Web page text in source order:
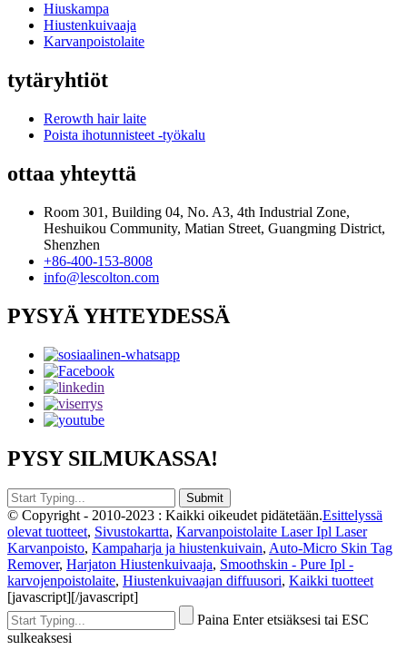
Hiuskampa
Hiustenkuivaaja
Karvanpoistolaite
tytäryhtiöt
Rerowth hair laite
Poista ihotunnisteet -työkalu
ottaa yhteyttä
Room 301, Building 04, No. A3, 4th Industrial Zone,
Heshuikou Community, Matian Street, Guangming District,
Shenzhen
+86-400-153-8008
info@lescolton.com
PYSYÄ YHTEYDESSÄ
PYSY SILMUKASSA!
© Copyright - 2010-2023 : Kaikki oikeudet pidätetään.Esittelyssä
olevat tuotteet, Sivustokartta, Karvanpoistolaite Laser Ipl Laser
Karvanpoisto, Kampaharja ja hiustenkuivain, Auto-Micro Skin Tag
Remover, Harjaton Hiustenkuivaaja, Smoothskin - Pure Ipl -
karvojenpoistolaite, Hiustenkuivaajan diffuusori, Kaikki tuotteet
[javascript] [/javascript]
Paina Enter etsiäksesi tai ESC
sulkeaksesi